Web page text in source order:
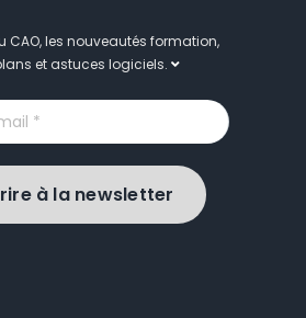
CAO, les nouveautés formation,
et astuces logiciels.
à la newsletter